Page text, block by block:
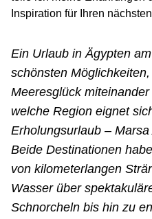
Inspiration für Ihren
Ein Urlaub in Ägypten
schönsten
Meeresglück
welche Region eignet
Erholungsurlaub –
Beide Destinationen
von kilometerlangen
Wasser über
Schnorcheln bis hin zu